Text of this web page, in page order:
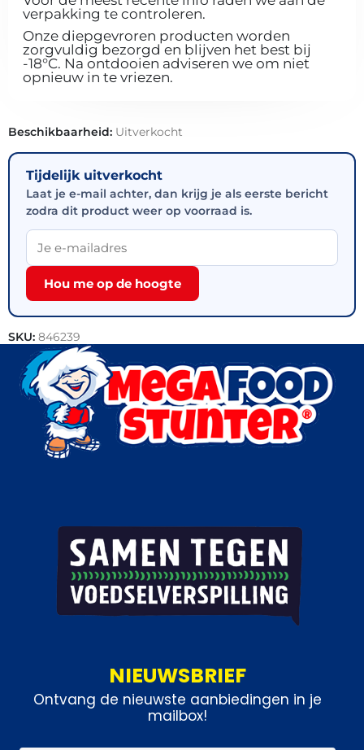
verpakking te controleren.
Onze diepgevroren producten worden
zorgvuldig bezorgd en blijven het best bij
-18°C. Na ontdooien adviseren we om niet
opnieuw in te vriezen.
Beschikbaarheid: Uitverkocht
Tijdelijk uitverkocht
Laat je e-mail achter, dan krijg je als eerste bericht
zodra dit product weer op voorraad is.
Hou me op de hoogte
SKU: 846239
Categorieën:Bakkerij
NIEUWSBRIEF
Ontvang de nieuwste aanbiedingen in je
mailbox!